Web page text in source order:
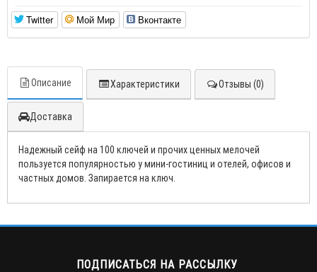
Twitter Мой Мир Вконтакте
Описание Характеристики Отзывы (0)
Доставка
Надежный сейф на 100 ключей и прочих ценных мелочей
пользуется популярностью у мини-гостиниц и отелей, офисов и
частных домов. Запирается на ключ.
ПОДПИСАТЬСЯ НА РАССЫЛКУ